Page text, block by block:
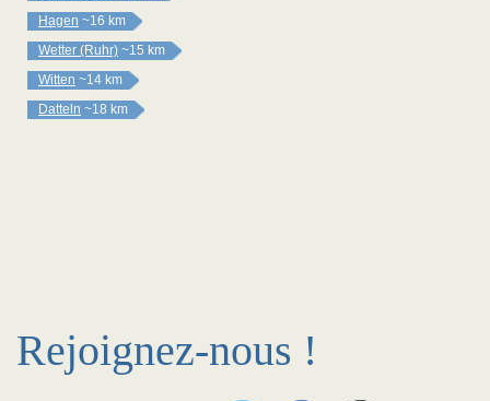
Hagen ~16 km
Wetter (Ruhr) ~15 km
Witten ~14 km
Datteln ~18 km
Rejoignez-nous !